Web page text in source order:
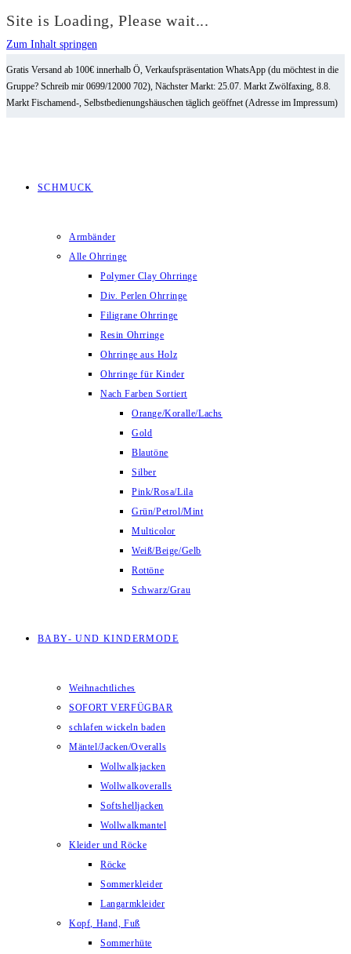
Site is Loading, Please wait...
Zum Inhalt springen
Gratis Versand ab 100€ innerhalb Ö, Verkaufspräsentation WhatsApp (du möchtest in die
Gruppe? Schreib mir 0699/12000 702), Nächster Markt: 25.07. Markt Zwölfaxing, 8.8.
Markt Fischamend-, Selbstbedienungshäuschen täglich geöffnet (Adresse im Impressum)
SCHMUCK
Armbänder
Alle Ohrringe
Polymer Clay Ohrringe
Div. Perlen Ohrringe
Filigrane Ohrringe
Resin Ohrringe
Ohrringe aus Holz
Ohrringe für Kinder
Nach Farben Sortiert
Orange/Koralle/Lachs
Gold
Blautöne
Silber
Pink/Rosa/Lila
Grün/Petrol/Mint
Multicolor
Weiß/Beige/Gelb
Rottöne
Schwarz/Grau
BABY- UND KINDERMODE
Weihnachtliches
SOFORT VERFÜGBAR
schlafen wickeln baden
Mäntel/Jacken/Overalls
Wollwalkjacken
Wollwalkoveralls
Softshelljacken
Wollwalkmantel
Kleider und Röcke
Röcke
Sommerkleider
Langarmkleider
Kopf, Hand, Fuß
Sommerhüte